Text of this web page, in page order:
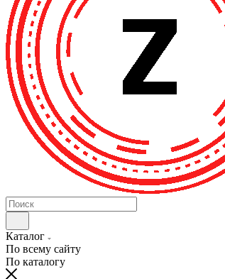
Каталог
По всему сайту
По каталогу